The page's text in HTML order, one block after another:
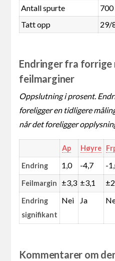
Antall spurte
700
Tatt opp
29/
Endringer fra forrige
feilmarginer
Oppslutning i prosent.
foreligger en tidligere
når det foreligger
Ap Høyre
Endring 1,0 -4,7 -
Feilmargin ±3,3 ±3,1
Endring
signifikant
Nei Ja
Kommentarer om